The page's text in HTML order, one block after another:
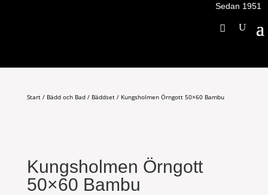
Sedan 1951
Start/ Bädd och Bad/ Bäddset/ Kungsholmen Örngott 50×60 Bambu
Kungsholmen Örngott
50×60 Bambu